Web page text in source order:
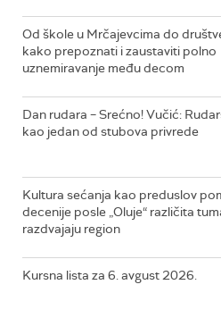
Od škole u Mrčajevcima do
kako prepoznati i zaustaviti polno
uznemiravanje među decom
Dan rudara – Srećno! Vučić:
kao jedan od stubova privrede
Kultura sećanja kao preduslov
decenije posle „Oluje“ različita
razdvajaju region
Kursna lista za 6. avgust 2026.